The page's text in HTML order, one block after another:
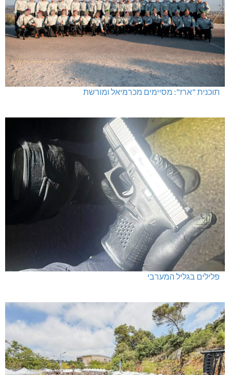
תוכנית "ארז": מסיימים מכרמיאל ומורשת
פלילים בגליל המערבי